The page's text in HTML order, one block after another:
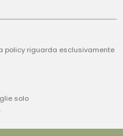
policy riguarda esclusivamente
solo